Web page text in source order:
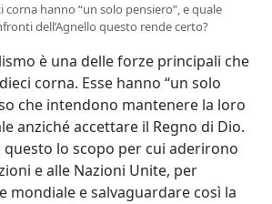
corna hanno “un solo pensiero”, e quale
dell’Agnello questo rende certo?
è una delle forze principali che
corna. Esse hanno “un solo
che intendono mantenere la loro
anziché accettare il Regno di Dio.
lo scopo per cui aderirono
e alle Nazioni Unite, per
mondiale e salvaguardare così la